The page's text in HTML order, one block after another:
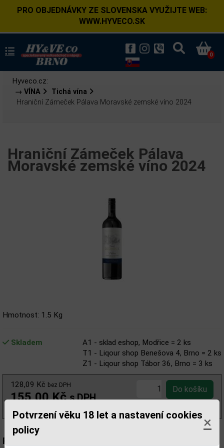
Potvrzení věku 18 let a nastavení cookies
policy
×
PRO OBJEDNÁVKY ZE SLOVENSKA VYUŽIJTE WEB:
WWW.HYVECO.SK
0
Hyveco.cz:
→ VÍNA
Tichá vína
Hraniční Zámeček Pálava Moravské zemské víno 2024
Hraniční Zámeček Pálava
Moravské zemské víno 2024
Hmotnost: 1.5 Kg
Skladem
A1 - sklad eshop, Modřice = 2 ks
T1 - Liqour shop Benešova 4, Brno = 2 ks
Z1 - Liqour shop Tábor 36, Brno = 3 ks
128,09 Kč bez DPH
155,00 Kčs DPH
Popis: